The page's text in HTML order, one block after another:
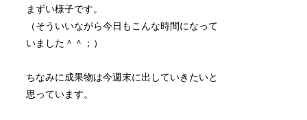
まずい様子です。
（そういいながら今日もこんな時間になって
いました＾＾；）
ちなみに成果物は今週末に出していきたいと
思っています。